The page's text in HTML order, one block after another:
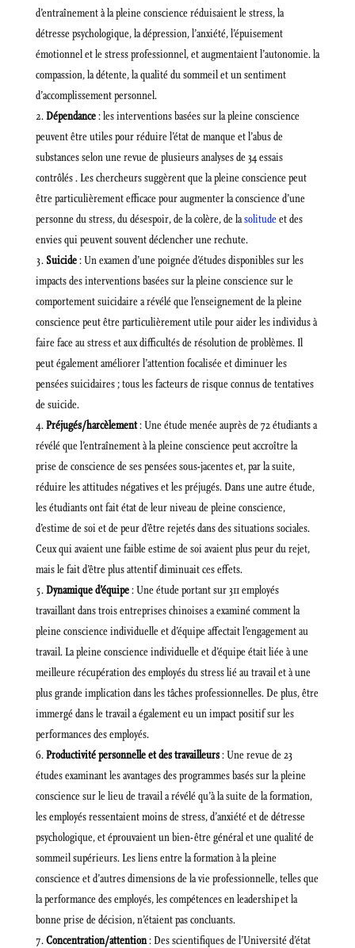
d’entraînement à la pleine conscience réduisaient le stress, la
détresse psychologique, la dépression, l’anxiété, l’épuisement
émotionnel et le stress professionnel, et augmentaient l’autonomie. la
compassion, la détente, la qualité du sommeil et un sentiment
d’accomplissement personnel.
Dépendance: les interventions basées sur la pleine conscience
peuvent être utiles pour réduire l’état de manque et l’abus de
substances selon une revue de plusieurs analyses de 34 essais
contrôlés . Les chercheurs suggèrent que la pleine conscience peut
être particulièrement efficace pour augmenter la conscience d’une
personne du stress, du désespoir, de la colère, de lasolitudeet des
envies qui peuvent souvent déclencher une rechute.
Suicide: Un examen d’une poignée d’études disponibles sur les
impacts des interventions basées sur la pleine conscience sur le
comportement suicidaire a révélé que l’enseignement de la pleine
conscience peut être particulièrement utile pour aider les individus à
faire face au stress et aux difficultés de résolution de problèmes. Il
peut également améliorer l’attention focalisée et diminuer les
pensées suicidaires ; tous les facteurs de risque connus de tentatives
de suicide.
Préjugés/harcèlement: Une étude menée auprès de 72 étudiants a
révélé que l’entraînement à la pleine conscience peut accroître la
prise de conscience de ses pensées sous-jacentes et, par la suite,
réduire les attitudes négatives et les préjugés. Dans une autre étude,
les étudiants ont fait état de leur niveau de pleine conscience,
d’estime de soi et de peur d’être rejetés dans des situations sociales.
Ceux qui avaient une faible estime de soi avaient plus peur du rejet,
mais le fait d’être plus attentif diminuait ces effets.
Dynamique d’équipe: Une étude portant sur 311 employés
travaillant dans trois entreprises chinoises a examiné comment la
pleine conscience individuelle et d’équipe affectait l’engagement au
travail. La pleine conscience individuelle et d’équipe était liée à une
meilleure récupération des employés du stress lié au travail et à une
plus grande implication dans les tâches professionnelles. De plus, être
immergé dans le travail a également eu un impact positif sur les
performances des employés.
Productivité personnelle et des travailleurs: Une revue de 23
études examinant les avantages des programmes basés sur la pleine
conscience sur le lieu de travail a révélé qu’à la suite de la formation,
les employés ressentaient moins de stress, d’anxiété et de détresse
psychologique, et éprouvaient un bien-être général et une qualité de
sommeil supérieurs. Les liens entre la formation à la pleine
conscience et d’autres dimensions de la vie professionnelle, telles que
la performance des employés, les compétences en leadership et la
bonne prise de décision, n’étaient pas concluants.
Concentration/attention: Des scientifiques de l’Université d’état